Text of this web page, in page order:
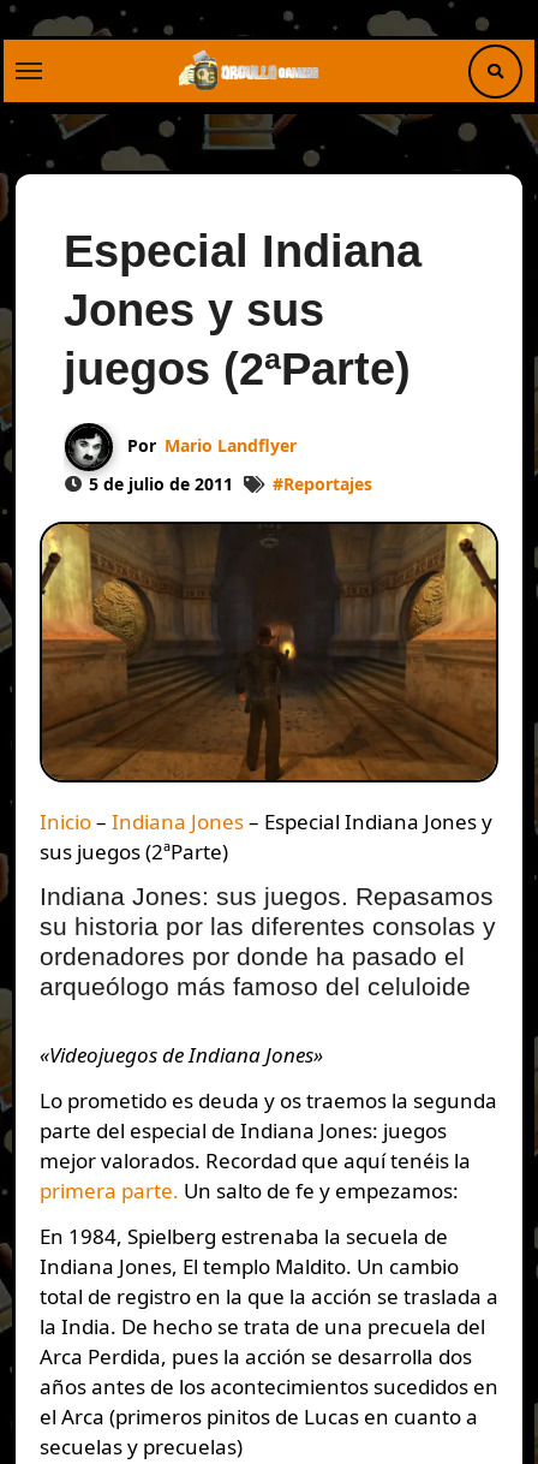
Saltar
Especial Indiana
Jones y sus
juegos (2ªParte)
Por Mario Landflyer
5 de julio de 2011
#Reportajes
Inicio– Indiana Jones– Especial Indiana Jones y
sus juegos (2ªParte)
Indiana Jones: sus juegos. Repasamos
su historia por las diferentes consolas y
ordenadores por donde ha pasado el
arqueólogo más famoso del celuloide
«Videojuegos de Indiana Jones»
Lo prometido es deuda y os traemos la segunda
parte del especial de Indiana Jones: juegos
mejor valorados. Recordad que aquí tenéis la
primera parte. Un salto de fe y empezamos:
En 1984, Spielberg estrenaba la secuela de
Indiana Jones, El templo Maldito. Un cambio
total de registro en la que la acción se traslada a
la India. De hecho se trata de una precuela del
Arca Perdida, pues la acción se desarrolla dos
años antes de los acontecimientos sucedidos en
el Arca (primeros pinitos de Lucas en cuanto a
secuelas y precuelas)